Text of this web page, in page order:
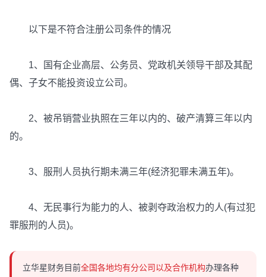
以下是不符合注册公司条件的情况
1、国有企业高层、公务员、党政机关领导干部及其配
偶、子女不能投资设立公司。
2、被吊销营业执照在三年以内的、破产清算三年以内
的。
3、服刑人员执行期未满三年(经济犯罪未满五年)。
4、无民事行为能力的人、被剥夺政治权力的人(有过犯
罪服刑的人员)。
立华星财务目前全国各地均有分公司以及合作机构办理各种